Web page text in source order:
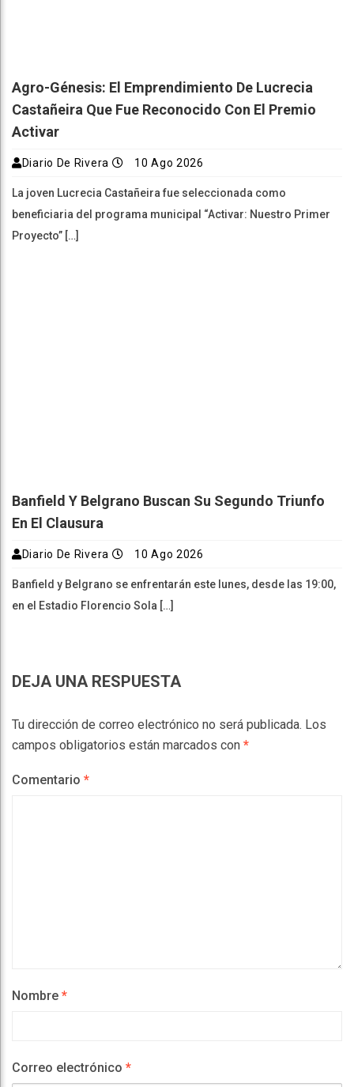
Agro-Génesis: El Emprendimiento De Lucrecia
Castañeira Que Fue Reconocido Con El Premio
Activar
Diario De Rivera 10 Ago 2026
La joven Lucrecia Castañeira fue seleccionada como
beneficiaria del programa municipal “Activar: Nuestro Primer
Proyecto” […]
Banfield Y Belgrano Buscan Su Segundo Triunfo
En El Clausura
Diario De Rivera 10 Ago 2026
Banfield y Belgrano se enfrentarán este lunes, desde las 19:00,
en el Estadio Florencio Sola […]
DEJA UNA RESPUESTA
Tu dirección de correo electrónico no será publicada. Los
campos obligatorios están marcados con *
Comentario *
Nombre *
Correo electrónico *